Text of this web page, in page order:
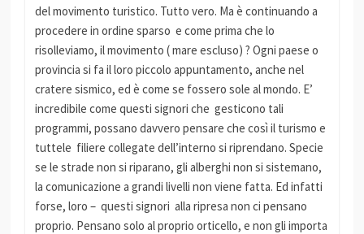
del movimento turistico. Tutto vero. Ma è continuando a
procedere in ordine sparso e come prima che lo
risolleviamo, il movimento ( mare escluso) ? Ogni paese o
provincia si fa il loro piccolo appuntamento, anche nel
cratere sismico, ed è come se fossero sole al mondo. E’
incredibile come questi signori che gesticono tali
programmi, possano davvero pensare che così il turismo e
tuttele filiere collegate dell’interno si riprendano. Specie
se le strade non si riparano, gli alberghi non si sistemano,
la comunicazione a grandi livelli non viene fatta. Ed infatti
forse, loro – questi signori alla ripresa non ci pensano
proprio. Pensano solo al proprio orticello, e non gli importa